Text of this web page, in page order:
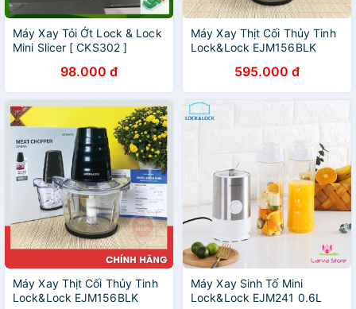
Máy Xay Tỏi Ớt Lock & Lock
Mini Slicer [ CKS302 ]
98.000 đ
Máy Xay Thịt Cối Thủy Tinh
Lock&Lock EJM156BLK
595.000 đ
Máy Xay Thịt Cối Thủy Tinh
Lock&Lock EJM156BLK
Máy Xay Sinh Tố Mini
Lock&Lock EJM241 0.6L